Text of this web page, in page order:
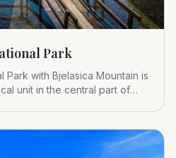
Park
Park with Bjelasica Mountain is
unit in the central part of